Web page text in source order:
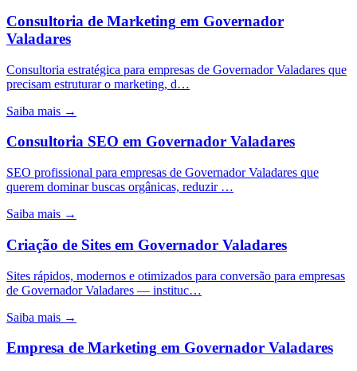
Consultoria de Marketing em Governador
Valadares
Consultoria estratégica para empresas de Governador Valadares que
precisam estruturar o marketing, d…
Saiba mais →
Consultoria SEO em Governador Valadares
SEO profissional para empresas de Governador Valadares que
querem dominar buscas orgânicas, reduzir …
Saiba mais →
Criação de Sites em Governador Valadares
Sites rápidos, modernos e otimizados para conversão para empresas
de Governador Valadares — instituc…
Saiba mais →
Empresa de Marketing em Governador Valadares